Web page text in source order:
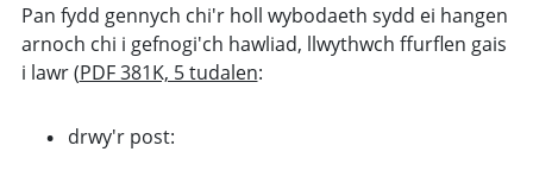
Pan fydd gennych chi'r holl wybodaeth sydd ei hangen
arnoch chi i gefnogi'ch hawliad, llwythwch ffurflen gais
i lawr (PDF 381K, 5 tudalen:
drwy'r post: